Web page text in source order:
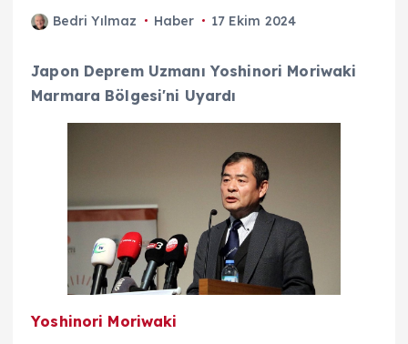
Bedri Yılmaz Haber 17 Ekim 2024
Japon Deprem Uzmanı Yoshinori Moriwaki
Marmara Bölgesi'ni Uyardı
Yoshinori Moriwaki